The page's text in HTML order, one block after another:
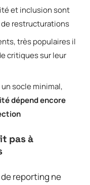
et inclusion sont
de restructurations
très populaires il
critiques sur leur
socle minimal,
dépend encore
pas à
reporting ne